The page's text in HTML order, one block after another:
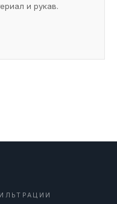
и рукав.